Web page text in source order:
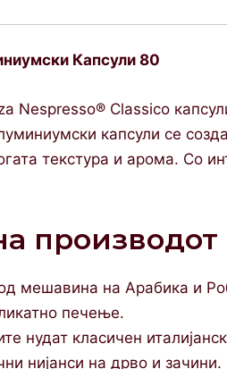
Капсули 80
Nespresso® Classico
капсули се
текстура и арома. Со
производот
мешавина на Арабика и
печење.
нудат класичен
нијанси на дрво и зачини.